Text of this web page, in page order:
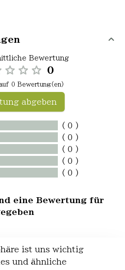
Bewertung
0
0 Bewertung(en)
abgeben
( 0 )
( 0 )
( 0 )
( 0 )
( 0 )
eine Bewertung für
Person - klicken Sie
ist uns wichtig
und ähnliche